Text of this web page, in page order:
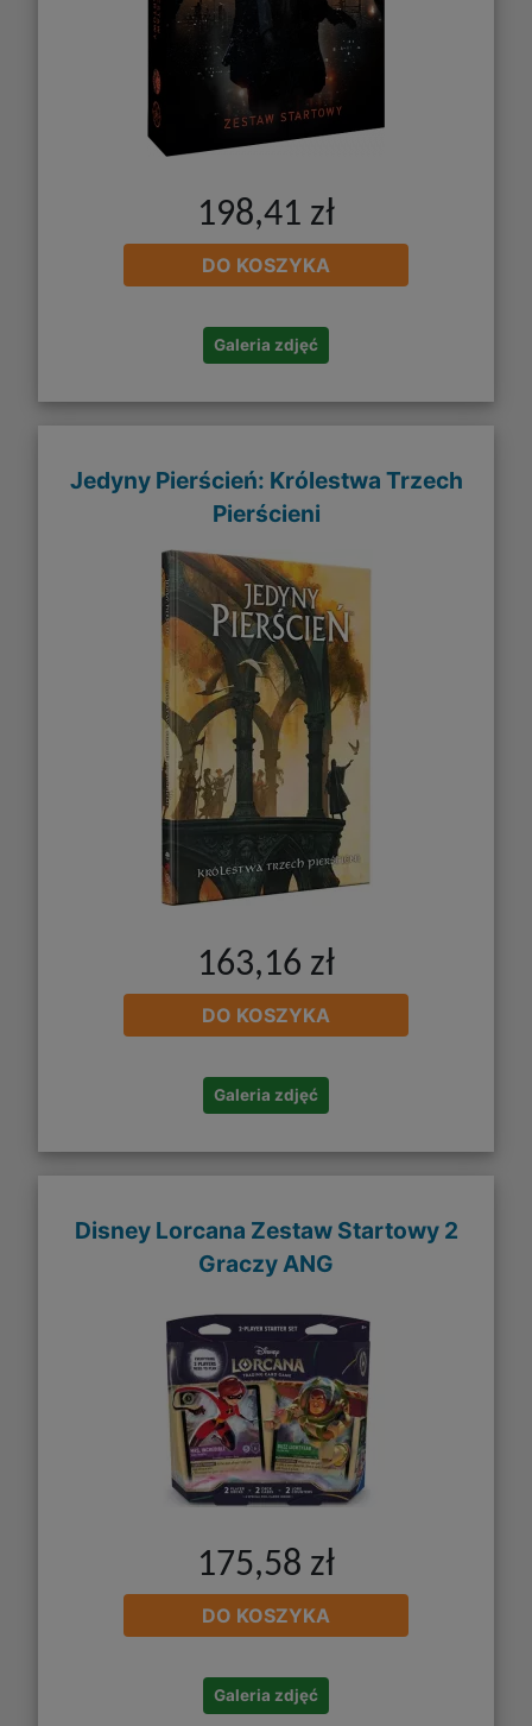
198,41 zł
DO KOSZYKA
Galeria zdjęć
Jedyny Pierścień: Królestwa Trzech
Pierścieni
163,16 zł
DO KOSZYKA
Galeria zdjęć
Disney Lorcana Zestaw Startowy 2
Graczy ANG
175,58 zł
DO KOSZYKA
Galeria zdjęć